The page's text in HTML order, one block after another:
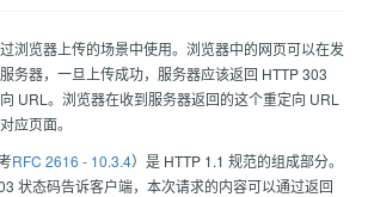
浏览器上传的场景中使用。浏览器中的网页可以在发
务器，一旦上传成功，服务器应该返回 HTTP 303
URL。浏览器在收到服务器返回的这个重定向 URL
应页面。
RFC 2616 - 10.3.4）是 HTTP 1.1 规范的组成部分。
状态码告诉客户端，本次请求的内容可以通过返回